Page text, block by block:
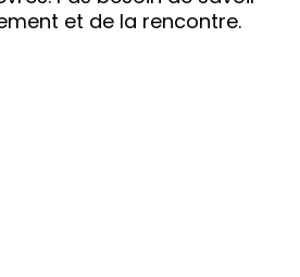
et de la rencontre.